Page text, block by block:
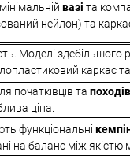
вазі та
нейлон) та
Моделі здебільшого
каркас
початківців та
ціна.
функціональні
на баланс між якістю